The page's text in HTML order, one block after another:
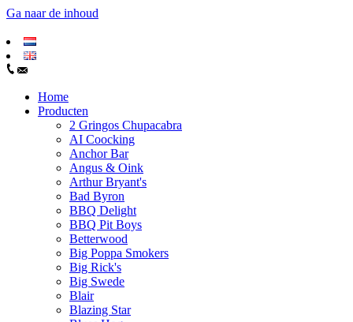
Ga naar de inhoud
Home
Producten
2 Gringos Chupacabra
AI Coocking
Anchor Bar
Angus & Oink
Arthur Bryant's
Bad Byron
BBQ Delight
BBQ Pit Boys
Betterwood
Big Poppa Smokers
Big Rick's
Big Swede
Blair
Blazing Star